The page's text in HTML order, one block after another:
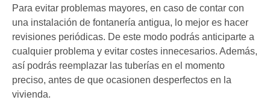
Para evitar problemas mayores, en caso de contar con
una instalación de fontanería antigua, lo mejor es hacer
revisiones periódicas. De este modo podrás anticiparte a
cualquier problema y evitar costes innecesarios. Además,
así podrás reemplazar las tuberías en el momento
preciso, antes de que ocasionen desperfectos en la
vivienda.